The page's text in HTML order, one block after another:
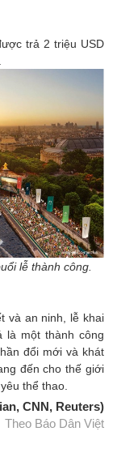
trả 2 triệu USD
lễ thành công.
và an ninh, lễ khai
là một thành công
đổi mới và khát
đến cho thế giới
thể thao.
CNN, Reuters)
Theo Báo Dân Việt